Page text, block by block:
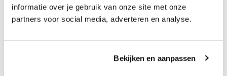
informatie over je gebruik van onze site met onze
partners voor social media, adverteren en analyse.
Bekijken en aanpassen
zwevende vloer vraagt om een andere aanpak dan een verlijmde
vloer. Ook de benodigde veerspanning moet goed worden
De meest gebruikte parketveren zijn de 12 millimeter variant,